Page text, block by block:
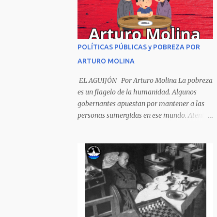
Sombrero encintado y chupa de boda. -
¡Muchacho, no salgas!- le grita mamá pero
él hace un gesto y orondo se va. Halló en el
camino, a un ratón vecino Y le dijo: -¡amigo!-
venga usted conmigo, Visitemos juntos a
doña ratona Y habrá francachela y habrá
comilona. A poco llegaron, y avanza ratón,
Estírase el cuello, coge el aldabón, Da dos o
tres golpes, preguntan: ¿quién es? -Yo doña
ratona, beso a usted los pies ¿Está usted en
algodón, pero eso no importa; bienvenidos
son. Se hicieron la venia, se dieron la mano, Y
dice Rat...
POLÍTICAS PÚBLICAS y POBREZA POR
ARTURO MOLINA
EL AGUIJÓN Por Arturo Molina La pobreza
es un flagelo de la humanidad. Algunos
gobernantes apuestan por mantener a las
personas sumergidas en ese mundo. Atentan
elude la política pública que cimiente las
bases para minimizar el impacto negativo
en el desarrollo de los países. Desarrollados,
sub desarrollados, atrasados y como se les
quiera llamar, son parte de un escenario
donde se conjuga el poder y el control en